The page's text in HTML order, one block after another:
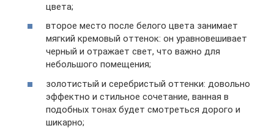
цвета;
второе место после белого цвета занимает
мягкий кремовый оттенок: он уравновешивает
черный и отражает свет, что важно для
небольшого помещения;
золотистый и серебристый оттенки: довольно
эффектно и стильное сочетание, ванная в
подобных тонах будет смотреться дорого и
шикарно;